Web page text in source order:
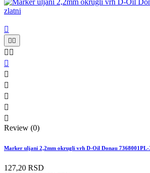

 
 






Review (0)
Marker uljani 2,2mm okrugli vrh D-Oil Donau
127,20 RSD